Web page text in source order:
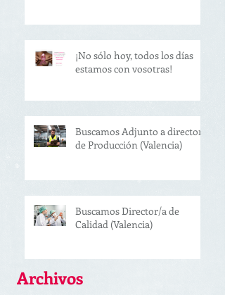
Archivos
¡No sólo hoy, todos los días
estamos con vosotras!
Buscamos Adjunto a director
de Producción (Valencia)
Buscamos Director/a de
Calidad (Valencia)